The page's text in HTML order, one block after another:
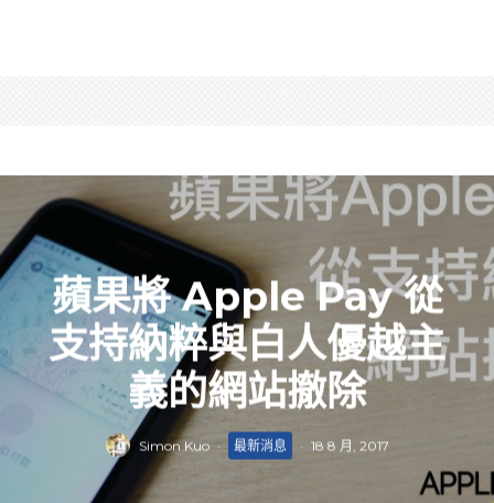
蘋果將 Apple Pay 從
支持納粹與白人優越主
義的網站撤除
Simon Kuo · 最新消息 · 18 8 月, 2017